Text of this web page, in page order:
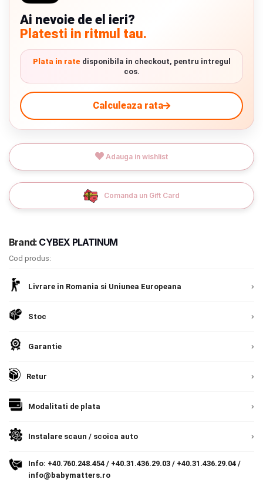
Termeni si conditii
Politica de confidentialitate
Politica de utilizare cookie-uri
Modalitati de plata
Instalare scaune/scoici auto
ANPC
ANPC SAL
SOL
Contact
Ai nevoie de el ieri?
Platesti in ritmul tau.
Plata in ratedisponibila in checkout, pentru intregul
cos.
Calculeaza rata
Adauga in wishlist
Comanda un Gift Card
Brand: CYBEX PLATINUM
Cod produs:
Livrare in Romania si Uniunea Europeana
Stoc
Garantie
Retur
Modalitati de plata
Instalare scaun / scoica auto
Info: +40.760.248.454 / +40.31.436.29.03 / +40.31.436.29.04 /
info@babymatters.ro
TVA inclus
Livrare prin curier in Romania si in Uniunea
Romania, direct la client.
Detalii
Detalii